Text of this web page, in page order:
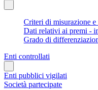
Criteri di misurazione
Dati relativi ai premi -
Grado di
Enti controllati
Enti pubblici vigilati
Società partecipate